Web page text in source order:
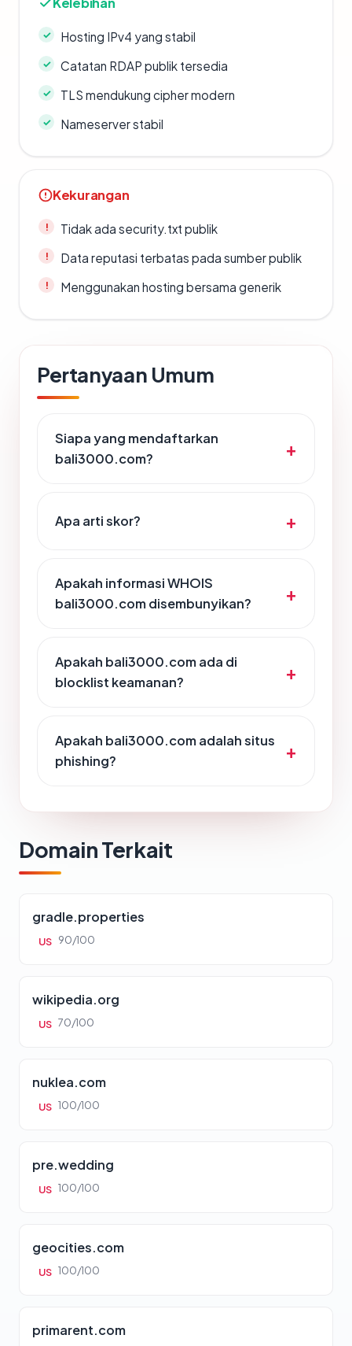
Hosting IPv4 yang stabil
Catatan RDAP publik tersedia
TLS mendukung cipher modern
Nameserver stabil
Kekurangan
Tidak ada security.txt publik
Data reputasi terbatas pada sumber publik
Menggunakan hosting bersama generik
Pertanyaan Umum
Siapa yang mendaftarkan
bali3000.com?
Apa arti skor?
Apakah informasi WHOIS
bali3000.com disembunyikan?
Apakah bali3000.com ada di
blocklist keamanan?
Apakah bali3000.com adalah situs
phishing?
Domain Terkait
gradle.properties
US 90/100
wikipedia.org
US 70/100
nuklea.com
US 100/100
pre.wedding
US 100/100
geocities.com
US 100/100
primarent.com